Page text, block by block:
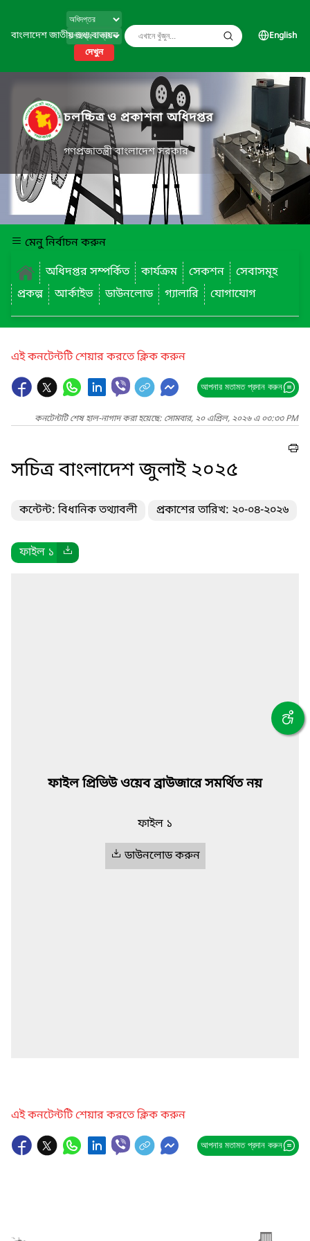
বাংলাদেশ জাতীয় তথ্য বাতায়ন
দেখুন
English
চলচ্চিত্র ও প্রকাশনা অধিদপ্তর
গণপ্রজাতন্ত্রী বাংলাদেশ সরকার
মেনু নির্বাচন করুন
অধিদপ্তর সম্পর্কিত
কার্যক্রম সেকশন
সেবাসমূহ
প্রকল্প
আর্কাইভ ডাউনলোড গ্যালারি যোগাযোগ
এই কনটেন্টটি শেয়ার করতে ক্লিক করুন
আপনার মতামত প্রদান করুন
কনটেন্টটি শেষ হাল-নাগাদ করা হয়েছে: সোমবার, ২০ এপ্রিল, ২০২৬ এ ০৩:৩৩ PM
সচিত্র বাংলাদেশ জুলাই ২০২৫
কন্টেন্ট: বিধানিক তথ্যাবলী প্রকাশের তারিখ: ২০-০৪-২০২৬
ফাইল ১
ফাইল প্রিভিউ ওয়েব ব্রাউজারে সমর্থিত নয়
ফাইল ১
ডাউনলোড করুন
এই কনটেন্টটি শেয়ার করতে ক্লিক করুন
আপনার মতামত প্রদান করুন